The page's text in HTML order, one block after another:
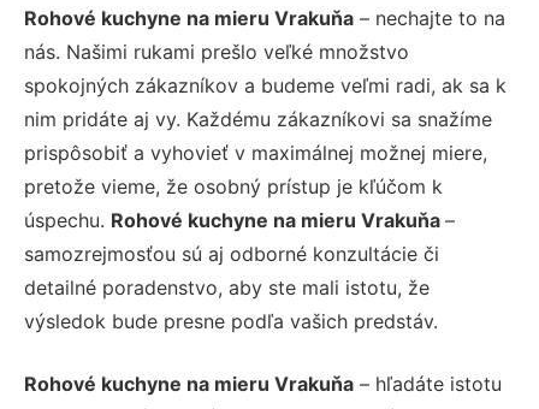
Rohové kuchyne na mieru Vrakuňa – nechajte to na
nás. Našimi rukami prešlo veľké množstvo
spokojných zákazníkov a budeme veľmi radi, ak sa k
nim pridáte aj vy. Každému zákazníkovi sa snažíme
prispôsobiť a vyhovieť v maximálnej možnej miere,
pretože vieme, že osobný prístup je kľúčom k
úspechu. Rohové kuchyne na mieru Vrakuňa –
samozrejmosťou sú aj odborné konzultácie či
detailné poradenstvo, aby ste mali istotu, že
výsledok bude presne podľa vašich predstáv.
Rohové kuchyne na mieru Vrakuňa – hľadáte istotu